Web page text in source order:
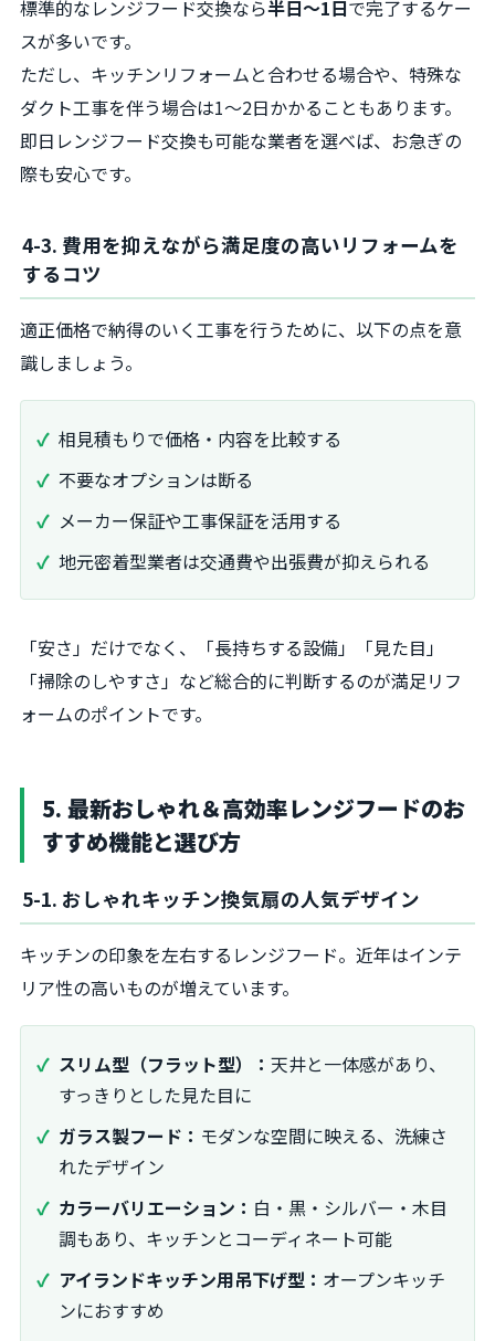
標準的なレンジフード交換なら半日〜1日で完了するケー
スが多いです。
ただし、キッチンリフォームと合わせる場合や、特殊な
ダクト工事を伴う場合は1〜2日かかることもあります。
即日レンジフード交換も可能な業者を選べば、お急ぎの
際も安心です。
4-3. 費用を抑えながら満足度の高いリフォームを
するコツ
適正価格で納得のいく工事を行うために、以下の点を意
識しましょう。
相見積もりで価格・内容を比較する
不要なオプションは断る
メーカー保証や工事保証を活用する
地元密着型業者は交通費や出張費が抑えられる
「安さ」だけでなく、「長持ちする設備」「見た目」
「掃除のしやすさ」など総合的に判断するのが満足リフ
ォームのポイントです。
5. 最新おしゃれ＆高効率レンジフードのお
すすめ機能と選び方
5-1. おしゃれキッチン換気扇の人気デザイン
キッチンの印象を左右するレンジフード。近年はインテ
リア性の高いものが増えています。
スリム型（フラット型）： 天井と一体感があり、
すっきりとした見た目に
ガラス製フード： モダンな空間に映える、洗練さ
れたデザイン
カラーバリエーション： 白・黒・シルバー・木目
調もあり、キッチンとコーディネート可能
アイランドキッチン用吊下げ型： オープンキッチ
ンにおすすめ